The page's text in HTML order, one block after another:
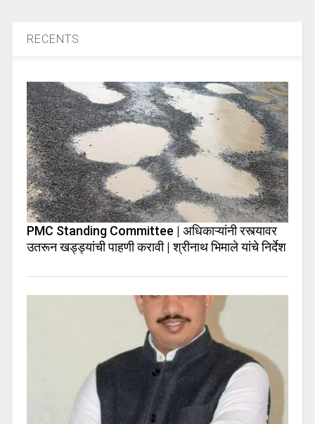
RECENTS
PMC Standing Committee | अधिकाऱ्यांनी रस्त्यावर
उतरून खड्ड्यांची पाहणी करावी | श्रीनाथ भिमाले यांचे निर्देश